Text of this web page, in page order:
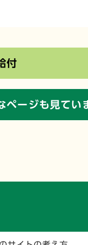
付
ページも見てい